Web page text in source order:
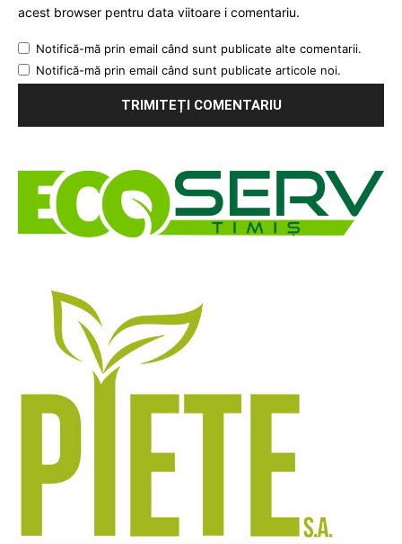
acest browser pentru data viitoare i comentariu.
Notifică-mă prin email când sunt publicate alte comentarii.
Notifică-mă prin email când sunt publicate articole noi.